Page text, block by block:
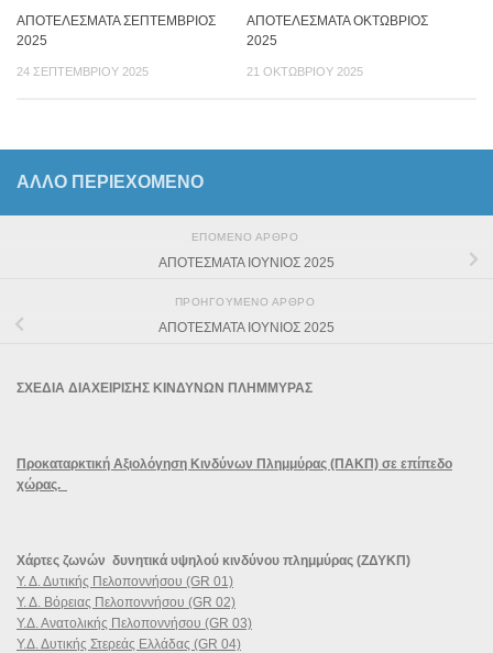
ΑΠΟΤΕΛΕΣΜΑΤΑ ΣΕΠΤΕΜΒΡΙΟΣ
2025
24 ΣΕΠΤΕΜΒΡΊΟΥ 2025
ΑΠΟΤΕΛΕΣΜΑΤΑ ΟΚΤΩΒΡΙΟΣ
2025
21 ΟΚΤΩΒΡΊΟΥ 2025
ΆΛΛΟ ΠΕΡΙΕΧΟΜΕΝΟ
ΕΠΌΜΕΝΟ ΆΡΘΡΟ
ΑΠΟΤΕΣΜΑΤΑ ΙΟΥΝΙΟΣ 2025
ΠΡΟΗΓΟΎΜΕΝΟ ΆΡΘΡΟ
ΑΠΟΤΕΣΜΑΤΑ ΙΟΥΝΙΟΣ 2025
ΣΧΕΔΙΑ ΔΙΑΧΕΙΡΙΣΗΣ ΚΙΝΔΥΝΩΝ ΠΛΗΜΜΥΡΑΣ
Προκαταρκτική Αξιολόγηση Κινδύνων Πλημμύρας (ΠΑΚΠ) σε επίπεδο
χώρας.
Χάρτες ζωνών δυνητικά υψηλού κινδύνου πλημμύρας (ΖΔΥΚΠ)
Υ. Δ. Δυτικής Πελοποννήσου (GR 01)
Υ. Δ. Βόρειας Πελοποννήσου (GR 02)
Υ.Δ. Ανατολικής Πελοποννήσου (GR 03)
Υ.Δ. Δυτικής Στερεάς Ελλάδας (GR 04)